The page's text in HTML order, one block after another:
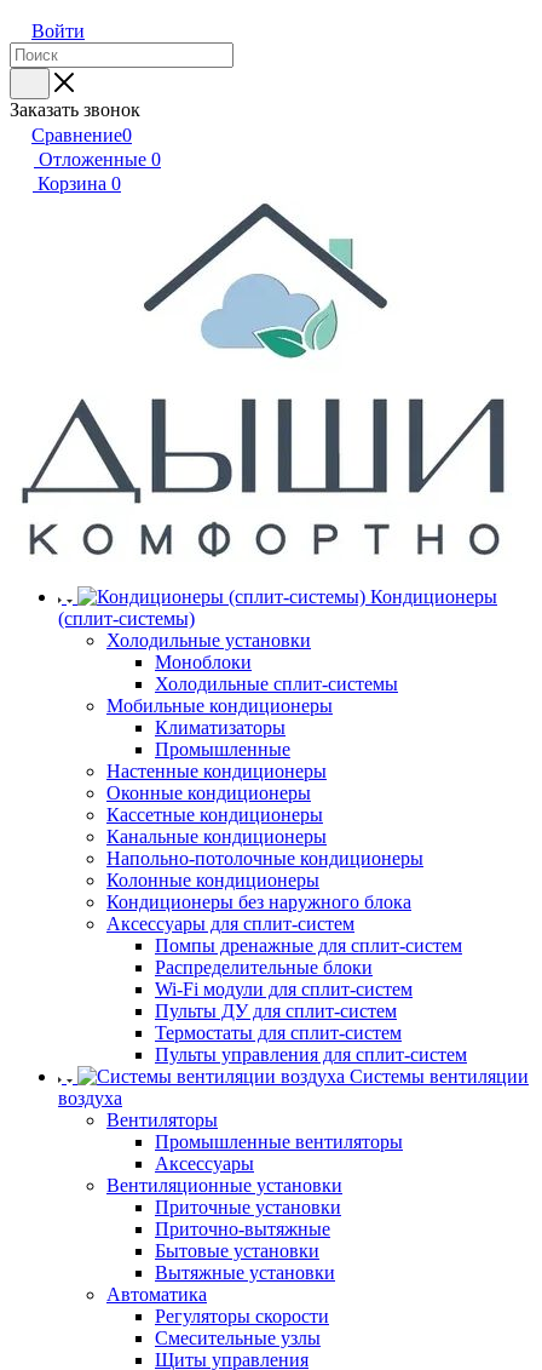
Войти
Заказать звонок
Сравнение0
Отложенные 0
Корзина 0
Кондиционеры
(сплит-системы)
Холодильные установки
Моноблоки
Холодильные сплит-системы
Мобильные кондиционеры
Климатизаторы
Промышленные
Настенные кондиционеры
Оконные кондиционеры
Кассетные кондиционеры
Канальные кондиционеры
Напольно-потолочные кондиционеры
Колонные кондиционеры
Кондиционеры без наружного блока
Аксессуары для сплит-систем
Помпы дренажные для сплит-систем
Распределительные блоки
Wi-Fi модули для сплит-систем
Пульты ДУ для сплит-систем
Термостаты для сплит-систем
Пульты управления для сплит-систем
Системы вентиляции
воздуха
Вентиляторы
Промышленные вентиляторы
Аксессуары
Вентиляционные установки
Приточные установки
Приточно-вытяжные
Бытовые установки
Вытяжные установки
Автоматика
Регуляторы скорости
Смесительные узлы
Щиты управления